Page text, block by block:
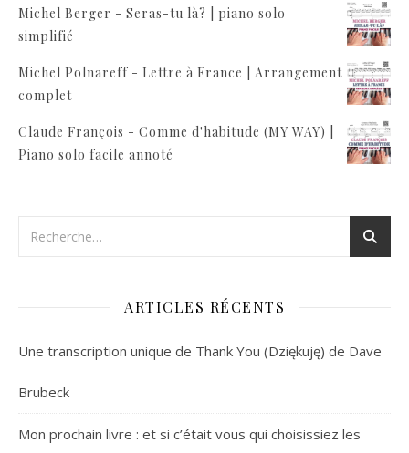
Michel Berger - Seras-tu là? | piano solo
simplifié
Michel Polnareff - Lettre à France | Arrangement
complet
Claude François - Comme d'habitude (MY WAY) |
Piano solo facile annoté
ARTICLES RÉCENTS
Une transcription unique de Thank You (Dziękuję) de Dave
Brubeck
Mon prochain livre : et si c’était vous qui choisissiez les